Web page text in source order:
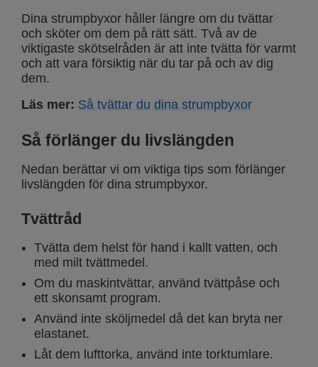
Dina strumpbyxor håller längre om du tvättar
och sköter om dem på rätt sätt. Två av de
viktigaste skötselråden är att inte tvätta för varmt
och att vara försiktig när du tar på och av dig
dem.
Läs mer: Så tvättar du dina strumpbyxor
Så förlänger du livslängden
Nedan berättar vi om viktiga tips som förlänger
livslängden för dina strumpbyxor.
Tvättråd
Tvätta dem helst för hand i kallt vatten, och
med milt tvättmedel.
Om du maskintvättar, använd tvättpåse och
ett skonsamt program.
Använd inte sköljmedel då det kan bryta ner
elastanet.
Låt dem lufttorka, använd inte torktumlare.